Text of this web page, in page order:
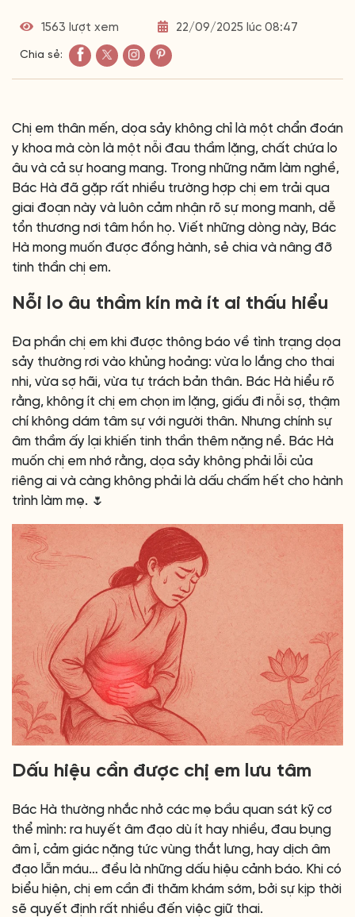
1563 lượt xem 22/09/2025 lúc 08:47
Chia sẻ:
Chị em thân mến, dọa sảy không chỉ là một chẩn đoán
y khoa mà còn là một nỗi đau thầm lặng, chất chứa lo
âu và cả sự hoang mang. Trong những năm làm nghề,
Bác Hà đã gặp rất nhiều trường hợp chị em trải qua
giai đoạn này và luôn cảm nhận rõ sự mong manh, dễ
tổn thương nơi tâm hồn họ. Viết những dòng này, Bác
Hà mong muốn được đồng hành, sẻ chia và nâng đỡ
tinh thần chị em.
Nỗi lo âu thầm kín mà ít ai thấu hiểu
Đa phần chị em khi được thông báo về tình trạng dọa
sảy thường rơi vào khủng hoảng: vừa lo lắng cho thai
nhi, vừa sợ hãi, vừa tự trách bản thân. Bác Hà hiểu rõ
rằng, không ít chị em chọn im lặng, giấu đi nỗi sợ, thậm
chí không dám tâm sự với người thân. Nhưng chính sự
âm thầm ấy lại khiến tinh thần thêm nặng nề. Bác Hà
muốn chị em nhớ rằng, dọa sảy không phải lỗi của
riêng ai và càng không phải là dấu chấm hết cho hành
trình làm mẹ. 🌷
Dấu hiệu cần được chị em lưu tâm
Bác Hà thường nhắc nhở các mẹ bầu quan sát kỹ cơ
thể mình: ra huyết âm đạo dù ít hay nhiều, đau bụng
âm ỉ, cảm giác nặng tức vùng thắt lưng, hay dịch âm
đạo lẫn máu… đều là những dấu hiệu cảnh báo. Khi có
biểu hiện, chị em cần đi thăm khám sớm, bởi sự kịp thời
sẽ quyết định rất nhiều đến việc giữ thai.